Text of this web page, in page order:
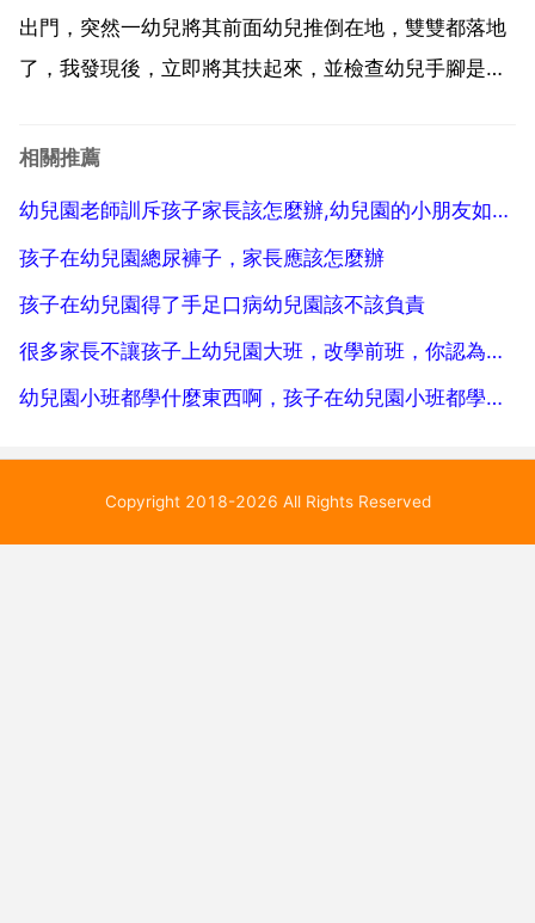
擔責任...
出門，突然一幼兒將其前面幼兒推倒在地，雙雙都落地
了，我發現後，立即將其扶起來，並檢查幼兒手腳是否
幼兒手臂的衣服掀開檢檢視了看，並沒有任何異常，當
相關推薦
幼兒園老師訓斥孩子家長該怎麼辦,幼兒園的小朋友如果有矛盾了，應該怎麼處理？
孩子在幼兒園總尿褲子，家長應該怎麼辦
孩子在幼兒園得了手足口病幼兒園該不該負責
很多家長不讓孩子上幼兒園大班，改學前班，你認為有必要嗎？
幼兒園小班都學什麼東西啊，孩子在幼兒園小班都學什麼啊
Copyright 2018-2026 All Rights Reserved